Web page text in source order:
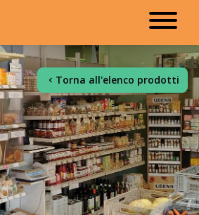
Torna all'elenco prodotti